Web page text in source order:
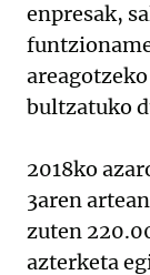
enpresak,
bultzatuko
2018ko
3aren
zuten
azterketa